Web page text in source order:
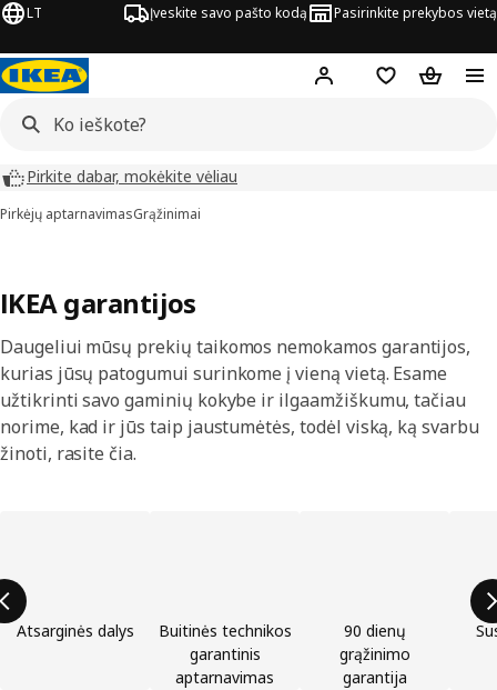
LT Įveskite savo pašto kodą Pasirinkite prekybos vietą
Hej! Prisijungti
Pageidavimų
Pirkinių
Pirkite dabar, mokėkite vėliau
Pirkėjų aptarnavimasGrąžinimai
IKEA garantijos
Daugeliui mūsų prekių taikomos nemokamos garantijos,
kurias jūsų patogumui surinkome į vieną vietą. Esame
užtikrinti savo gaminių kokybe ir ilgaamžiškumu, tačiau
norime, kad ir jūs taip jaustumėtės, todėl viską, ką svarbu
žinoti, rasite čia.
Atsarginės dalys
Buitinės technikos
garantinis
aptarnavimas
90 dienų
grąžinimo
garantija